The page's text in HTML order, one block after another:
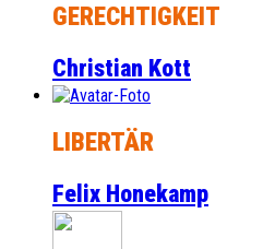
GERECHTIGKEIT
Christian Kott
LIBERTÄR
Felix Honekamp